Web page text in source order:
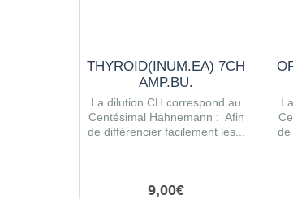
THYROID(INUM.EA) 7CH
AMP.BU.
La dilution CH correspond au
Centésimal Hahnemann : Afin
de différencier facilement les...
9,00€
de